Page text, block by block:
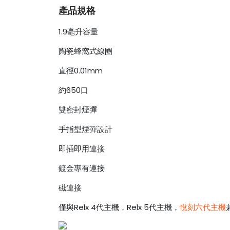
產品規格
1.9毫升容量
陶瓷蜂窩式線圈
直徑0.01mm
約650口
雙密封煙彈
手指型煙彈設計
即插即用連接
鍍金專有連接
磁連接
僅與Relx 4代主機，Relx 5代主機，悅刻六代主機